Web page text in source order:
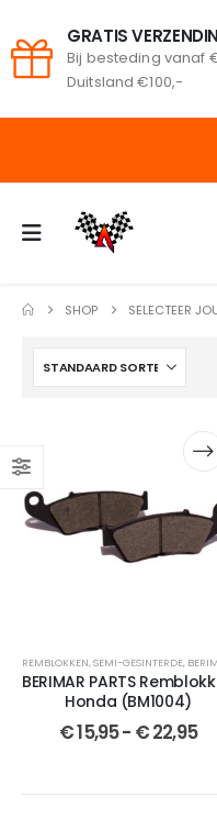
GRATIS
Bij besteding vanaf
Duitsland €100,-
SHOP SELECTEER
REMBLOKKEN,SEMI-GESINTERDE, BERIMAR
BERIMAR PARTS
Honda (BM1004)
€15,95- €22,95